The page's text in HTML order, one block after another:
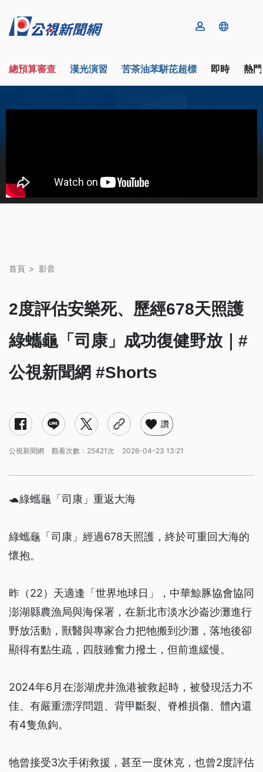
總預算審查 漢光演習 苦茶油苯駢芘超標 即時 熱
首頁 影音
2度評估安樂死、歷經678天照護
綠蠵龜「司康」成功復健野放｜#
公視新聞網 #Shorts
讚
公視新聞網 觀看次數：25421次 2026-04-23 13:21
🐢綠蠵龜「司康」重返大海
綠蠵龜「司康」經過678天照護，終於可重回大海的
懷抱。
昨（22）天適逢「世界地球日」，中華鯨豚協會協同
澎湖縣農漁局與海保署，在新北市淡水沙崙沙灘進行
野放活動，獸醫與專家合力把牠搬到沙灘，落地後卻
顯得有點生疏，四肢雖奮力撥土，但前進緩慢。
2024年6月在澎湖虎井漁港被救起時，被發現活力不
佳、有嚴重漂浮問題、背甲斷裂、脊椎損傷、體內還
有4隻魚鉤。
牠曾接受3次手術救援，甚至一度休克，也曾2度評估